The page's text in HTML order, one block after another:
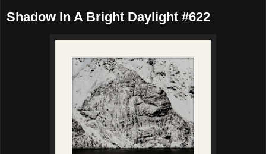
Shadow In A Bright Daylight #622